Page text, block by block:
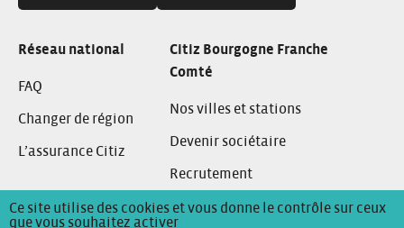
Réseau national
FAQ
Changer de région
L’assurance Citiz
Citiz Bourgogne Franche
Comté
Nos villes et stations
Devenir sociétaire
Recrutement
Ce site utilise des cookies et vous donne le contrôle sur ceux
que vous souhaitez activer